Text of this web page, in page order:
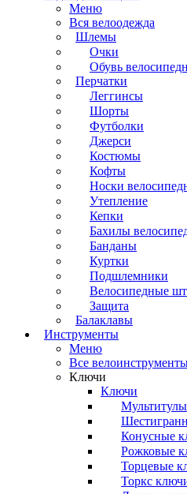
Меню
Вся велоодежда
Шлемы
Очки
Обувь
Перчатки
Леггинсы
Шорты
Футболки
Джерси
Костюмы
Кофты
Носки
Утепление
Кепки
Бахилы
Банданы
Куртки
Подшлемники
Велосипедные
Защита
Балаклавы
Инструменты
Меню
Все
Ключи
Ключи
Мультитулы
Конусные
Рожковые
Торцевые
Торкс